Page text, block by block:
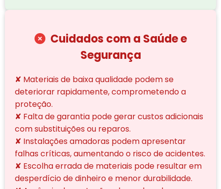
Cuidados com a Saúde e
Segurança
✘ Materiais de baixa qualidade podem se
deteriorar rapidamente, comprometendo a
proteção.
✘ Falta de garantia pode gerar custos adicionais
com substituições ou reparos.
✘ Instalações amadoras podem apresentar
falhas críticas, aumentando o risco de acidentes.
✘ Escolha errada de materiais pode resultar em
desperdício de dinheiro e menor durabilidade.